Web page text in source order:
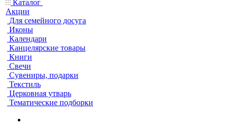
Каталог
Акции
Для семейного досуга
Иконы
Календари
Канцелярские товары
Книги
Свечи
Сувениры, подарки
Текстиль
Церковная утварь
Тематические подборки